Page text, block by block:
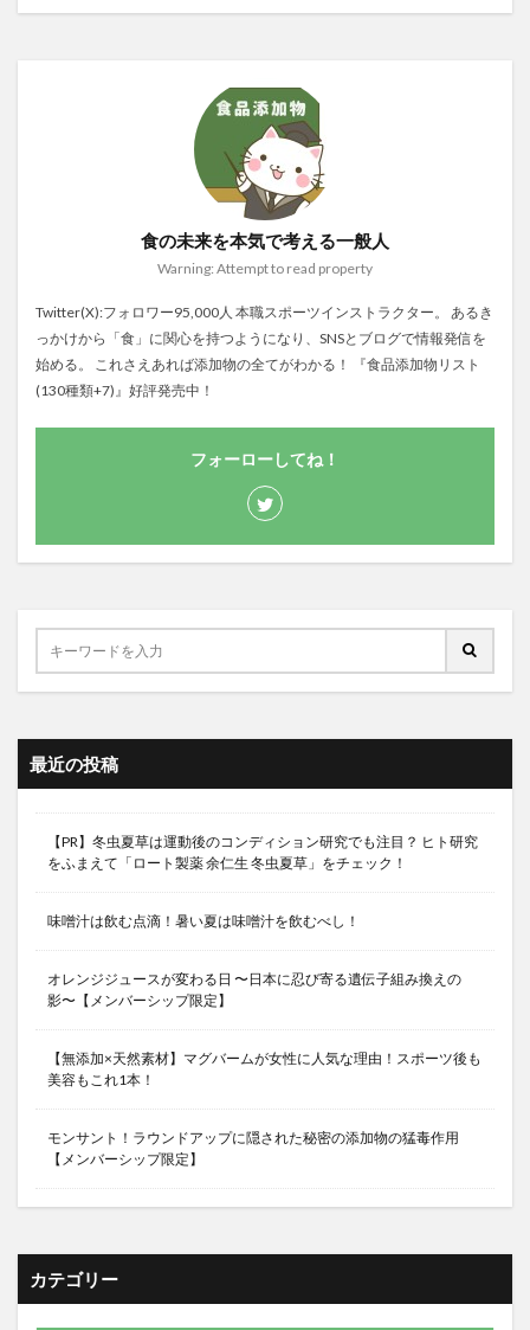
食の未来を本気で考える一般人
Warning: Attempt to read property
Twitter(X):フォロワー95,000人 本職スポーツインストラクター。 あるき
っかけから「食」に関心を持つようになり、SNSとブログで情報発信を
始める。 これさえあれば添加物の全てがわかる！ 『食品添加物リスト
(130種類+7)』好評発売中！
フォーローしてね！
最近の投稿
【PR】冬虫夏草は運動後のコンディション研究でも注目？ ヒト研究
をふまえて「ロート製薬 余仁生 冬虫夏草」をチェック！
味噌汁は飲む点滴！暑い夏は味噌汁を飲むべし！
オレンジジュースが変わる日 〜日本に忍び寄る遺伝子組み換えの
影〜【メンバーシップ限定】
【無添加×天然素材】マグバームが女性に人気な理由！スポーツ後も
美容もこれ1本！
モンサント！ラウンドアップに隠された秘密の添加物の猛毒作用
【メンバーシップ限定】
カテゴリー